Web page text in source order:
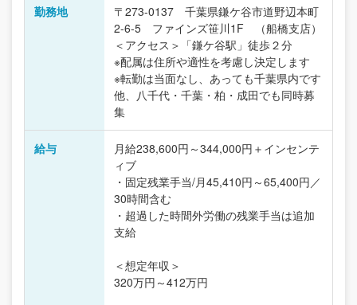
勤務地
〒273-0137 千葉県鎌ケ谷市道野辺本町
2-6-5 ファインズ笹川1F （船橋支店）
＜アクセス＞「鎌ケ谷駅」徒歩２分
※配属は住所や適性を考慮し決定します
※転勤は当面なし、あっても千葉県内です
他、八千代・千葉・柏・成田でも同時募
集
給与
月給238,600円～344,000円＋インセンテ
ィブ
・固定残業手当/月45,410円～65,400円／
30時間含む
・超過した時間外労働の残業手当は追加
支給
＜想定年収＞
320万円～412万円